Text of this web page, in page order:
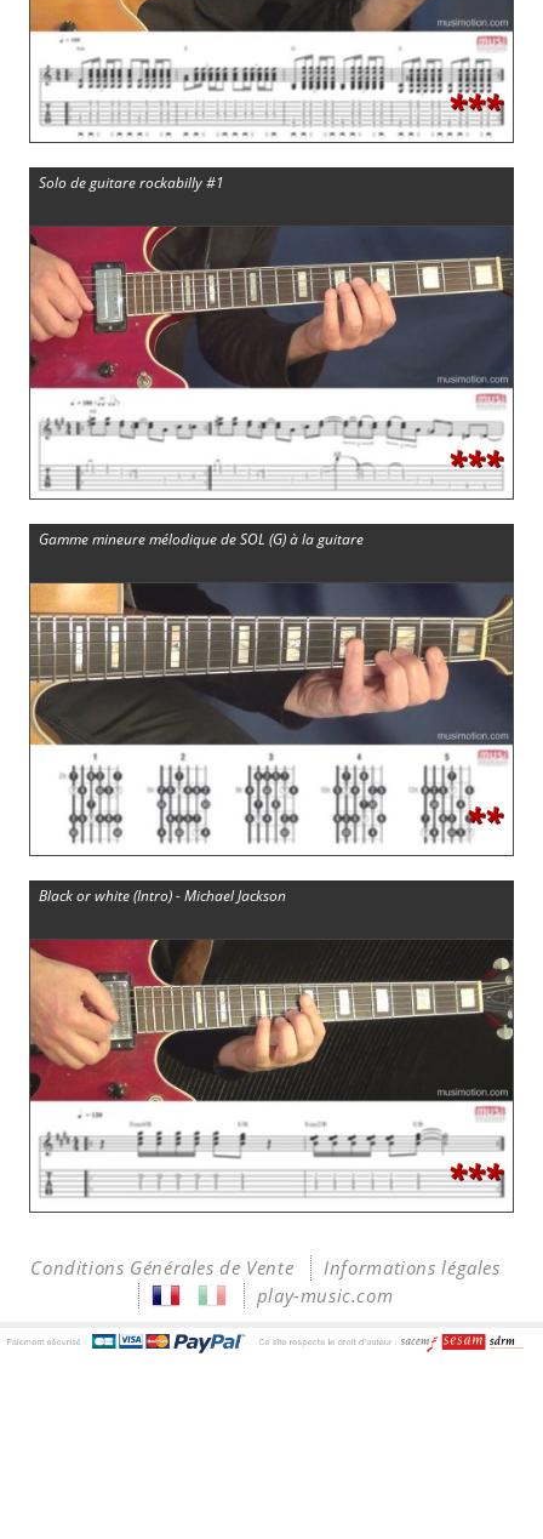
***
Solo de guitare rockabilly #1
***
Gamme mineure mélodique de SOL (G) à la guitare
**
Black or white (Intro) - Michael Jackson
***
Conditions Générales de Vente
Informations légales
play-music.com